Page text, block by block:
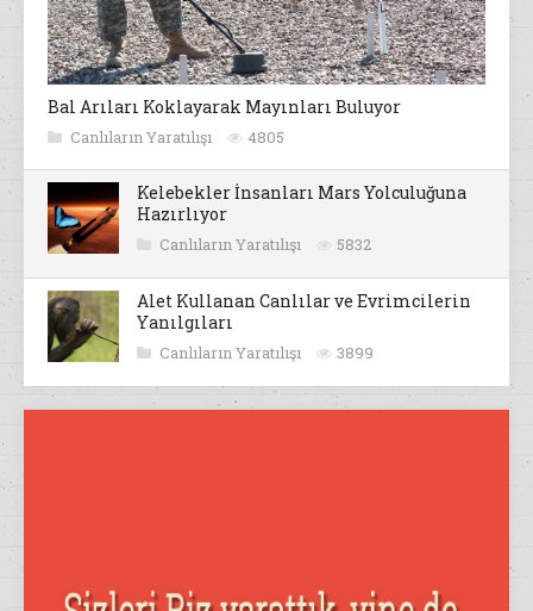
Bal Arıları Koklayarak Mayınları Buluyor
Canlıların Yaratılışı 4805
Kelebekler İnsanları Mars Yolculuğuna
Hazırlıyor
Canlıların Yaratılışı 5832
Alet Kullanan Canlılar ve Evrimcilerin
Yanılgıları
Canlıların Yaratılışı 3899